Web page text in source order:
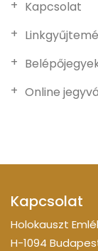
Kapcsolat
Online
Kapcsolat
Holokauszt
H-1094